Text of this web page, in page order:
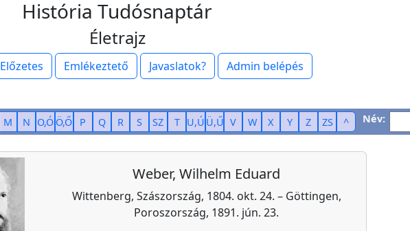
História Tudósnaptár
Életrajz
Előzetes Emlékeztető Javaslatok? Admin belépés
M N O,Ó Ö,Ő P Q R S SZ T U,Ú Ü,Ű V W X Y Z ZS ^ Név:
Weber, Wilhelm Eduard
Wittenberg, Szászország, 1804. okt. 24. – Göttingen,
Poroszország, 1891. jún. 23.